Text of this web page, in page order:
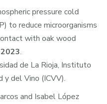
pressure cold
to reduce microorganisms
with oak wood
.
de La Rioja, Instituto
y del Vino (ICVV).
and Isabel López